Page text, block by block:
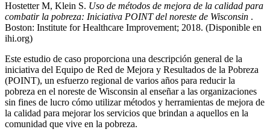
Hostetter M, Klein S. Uso de métodos de mejora de la calidad para
combatir la pobreza: Iniciativa POINT del noreste de Wisconsin .
Boston: Institute for Healthcare Improvement; 2018. (Disponible en
ihi.org)
Este estudio de caso proporciona una descripción general de la
iniciativa del Equipo de Red de Mejora y Resultados de la Pobreza
(POINT), un esfuerzo regional de varios años para reducir la
pobreza en el noreste de Wisconsin al enseñar a las organizaciones
sin fines de lucro cómo utilizar métodos y herramientas de mejora de
la calidad para mejorar los servicios que brindan a aquellos en la
comunidad que vive en la pobreza.